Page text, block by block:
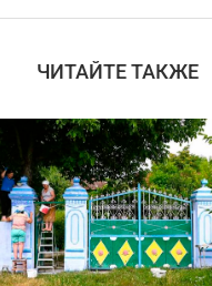
ЧИТАЙТЕ ТАКЖЕ